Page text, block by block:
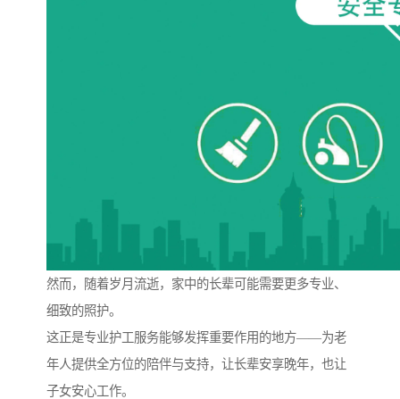
然而，随着岁月流逝，家中的长辈可能需要更多专业、
细致的照护。
这正是专业护工服务能够发挥重要作用的地方——为老
年人提供全方位的陪伴与支持，让长辈安享晚年，也让
子女安心工作。